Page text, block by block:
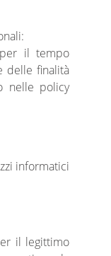
il tempo
delle finalità
nelle policy
informatici
il legittimo